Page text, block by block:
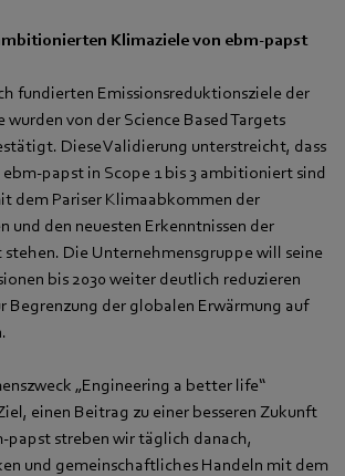
Klimaziele von ebm‑papst
fundierten Emissionsreduktionsziele der
wurden von der Science Based Targets
Diese Validierung unterstreicht, dass
in Scope 1 bis 3 ambitioniert sind
dem Pariser Klimaabkommen der
und den neuesten Erkenntnissen der
Die Unternehmensgruppe will seine
bis 2030 weiter deutlich reduzieren
Begrenzung der globalen Erwärmung auf
„Engineering a better life“
einen Beitrag zu einer besseren Zukunft
streben wir täglich danach,
und gemeinschaftliches Handeln mit dem